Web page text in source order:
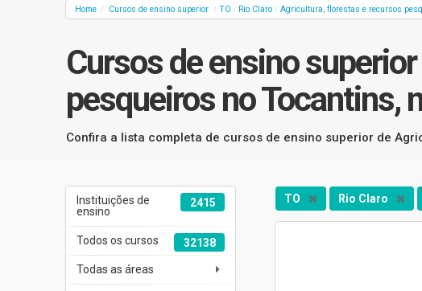
Home / Cursos de ensino superior / TO / Rio Claro / Agricultura, florestas e recursos
Cursos de ensino
pesqueiros no Tocantins,
Confira a lista completa de cursos de ensino superior de
2415
Instituições de
ensino
32138
Todos os cursos
Todas as áreas
TO Rio Claro